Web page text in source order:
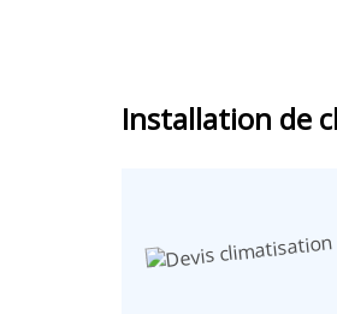
Installation de